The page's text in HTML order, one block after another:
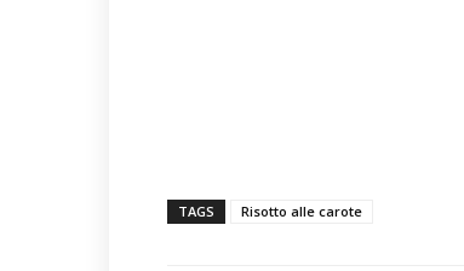
TAGS Risotto alle carote